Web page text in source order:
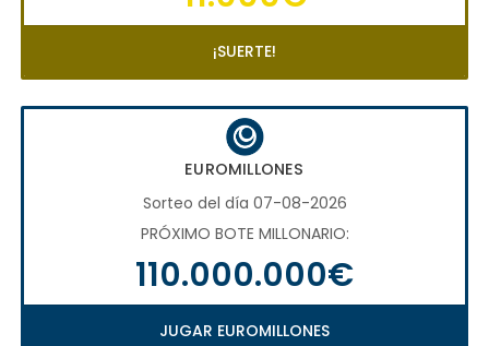
¡SUERTE!
EUROMILLONES
Sorteo del día 07-08-2026
PRÓXIMO BOTE MILLONARIO:
110.000.000€
JUGAR EUROMILLONES